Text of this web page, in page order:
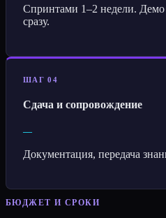
Спринтами 1–2 недели.
сразу.
ШАГ 04
Сдача и сопровождение
—
Документация, передача
БЮДЖЕТ И СРОКИ